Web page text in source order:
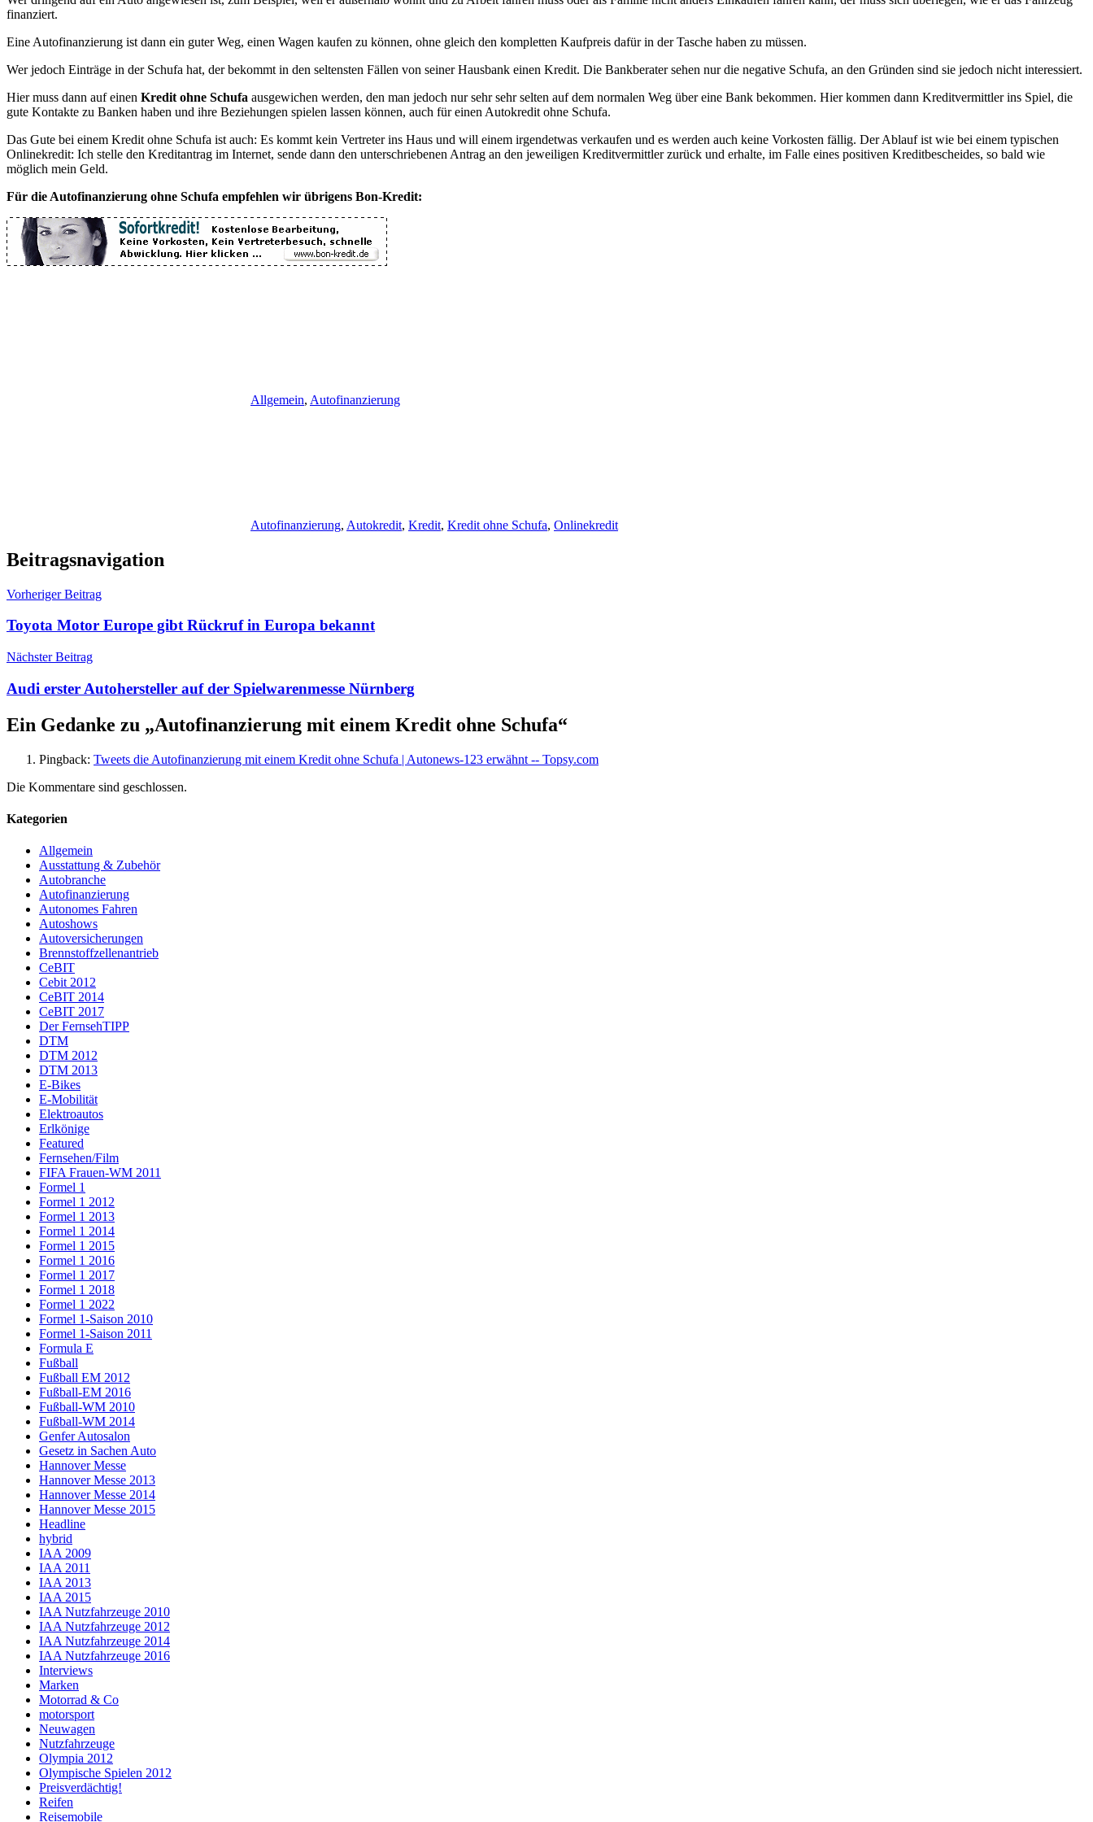
finanziert.
Eine Autofinanzierung ist dann ein guter Weg, einen Wagen kaufen zu können, ohne gleich den kompletten Kaufpreis dafür in der Tasche haben zu müssen.
Wer jedoch Einträge in der Schufa hat, der bekommt in den seltensten Fällen von seiner Hausbank einen Kredit. Die Bankberater sehen nur die negative Schufa, an den Gründen sind sie jedoch nicht interessiert.
Hier muss dann auf einen Kredit ohne Schufa ausgewichen werden, den man jedoch nur sehr sehr selten auf dem normalen Weg über eine Bank bekommen. Hier kommen dann Kreditvermittler ins Spiel, die
gute Kontakte zu Banken haben und ihre Beziehungen spielen lassen können, auch für einen Autokredit ohne Schufa.
Das Gute bei einem Kredit ohne Schufa ist auch: Es kommt kein Vertreter ins Haus und will einem irgendetwas verkaufen und es werden auch keine Vorkosten fällig. Der Ablauf ist wie bei einem typischen
Onlinekredit: Ich stelle den Kreditantrag im Internet, sende dann den unterschriebenen Antrag an den jeweiligen Kreditvermittler zurück und erhalte, im Falle eines positiven Kreditbescheides, so bald wie
möglich mein Geld.
Für die Autofinanzierung ohne Schufa empfehlen wir übrigens Bon-Kredit:
Allgemein, Autofinanzierung
Autofinanzierung, Autokredit, Kredit, Kredit ohne Schufa, Onlinekredit
Beitragsnavigation
Vorheriger Beitrag
Toyota Motor Europe gibt Rückruf in Europa bekannt
Nächster Beitrag
Audi erster Autohersteller auf der Spielwarenmesse Nürnberg
Ein Gedanke zu „Autofinanzierung mit einem Kredit ohne Schufa“
Pingback: Tweets die Autofinanzierung mit einem Kredit ohne Schufa | Autonews-123 erwähnt -- Topsy.com
Die Kommentare sind geschlossen.
Kategorien
Allgemein
Ausstattung & Zubehör
Autobranche
Autofinanzierung
Autonomes Fahren
Autoshows
Autoversicherungen
Brennstoffzellenantrieb
CeBIT
Cebit 2012
CeBIT 2014
CeBIT 2017
Der FernsehTIPP
DTM
DTM 2012
DTM 2013
E-Bikes
E-Mobilität
Elektroautos
Erlkönige
Featured
Fernsehen/Film
FIFA Frauen-WM 2011
Formel 1
Formel 1 2012
Formel 1 2013
Formel 1 2014
Formel 1 2015
Formel 1 2016
Formel 1 2017
Formel 1 2018
Formel 1 2022
Formel 1-Saison 2010
Formel 1-Saison 2011
Formula E
Fußball
Fußball EM 2012
Fußball-EM 2016
Fußball-WM 2010
Fußball-WM 2014
Genfer Autosalon
Gesetz in Sachen Auto
Hannover Messe
Hannover Messe 2013
Hannover Messe 2014
Hannover Messe 2015
Headline
hybrid
IAA 2009
IAA 2011
IAA 2013
IAA 2015
IAA Nutzfahrzeuge 2010
IAA Nutzfahrzeuge 2012
IAA Nutzfahrzeuge 2014
IAA Nutzfahrzeuge 2016
Interviews
Marken
Motorrad & Co
motorsport
Neuwagen
Nutzfahrzeuge
Olympia 2012
Olympische Spielen 2012
Preisverdächtig!
Reifen
Reisemobile